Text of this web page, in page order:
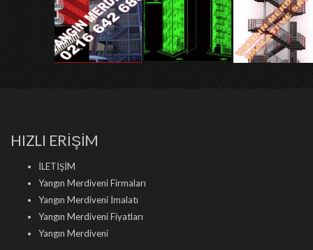
HIZLI ERİŞİM
İLETİŞİM
Yangın Merdiveni Firmaları
Yangın Merdiveni İmalatı
Yangın Merdiveni Fiyatları
Yangın Merdiveni